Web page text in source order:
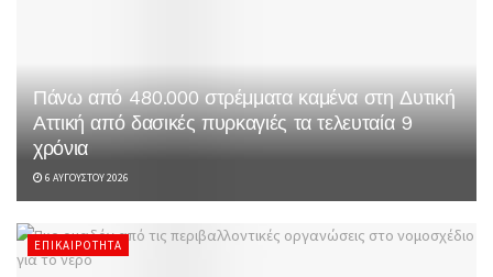
Πάνω από 480.000 στρέμματα καμένα στη Δυτική
Αττική από δασικές πυρκαγιές τα τελευταία 9
χρόνια
6 ΑΥΓΟΎΣΤΟΥ 2026
ΕΠΙΚΑΙΡΌΤΗΤΑ